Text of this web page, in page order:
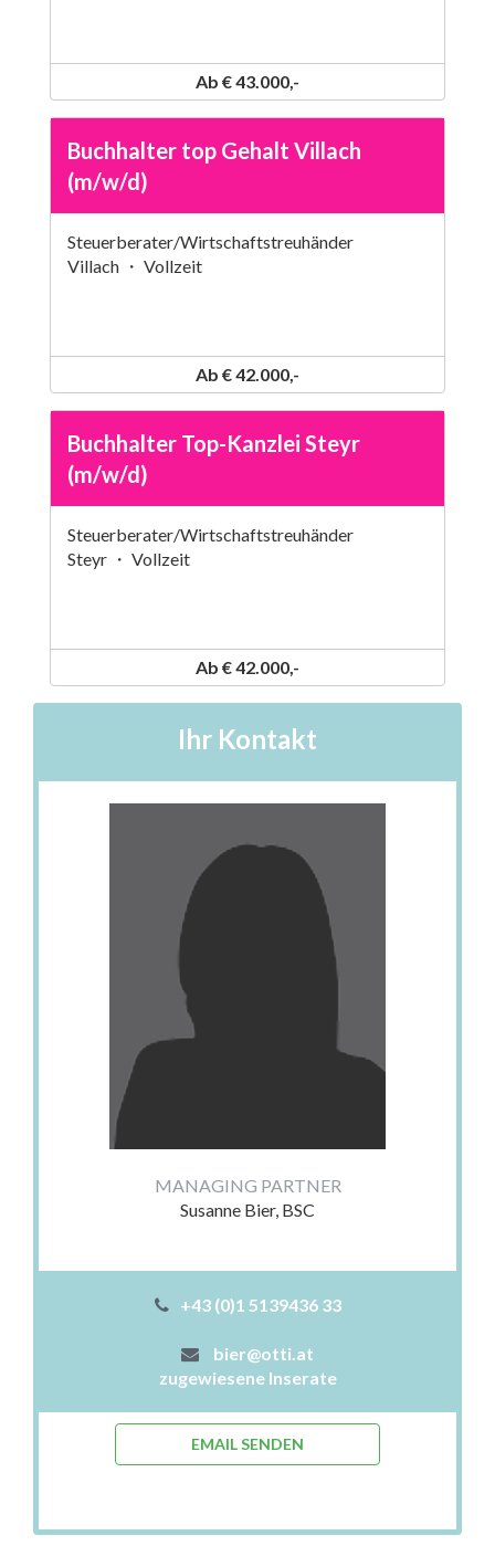
Ab € 43.000,-
Buchhalter top Gehalt Villach
(m/w/d)
Steuerberater/Wirtschaftstreuhänder
Villach ・ Vollzeit
Ab € 42.000,-
Buchhalter Top-Kanzlei Steyr
(m/w/d)
Steuerberater/Wirtschaftstreuhänder
Steyr ・ Vollzeit
Ab € 42.000,-
Ihr Kontakt
MANAGING PARTNER
Susanne Bier, BSC
+43 (0)1 5139436 33
bier@otti.at
zugewiesene Inserate
EMAIL SENDEN